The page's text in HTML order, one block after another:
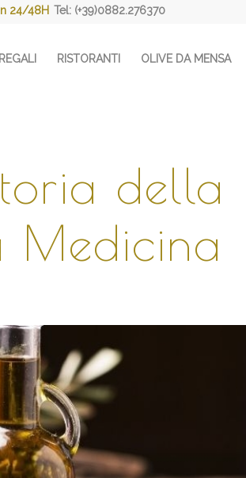
24/48H Tel: (+39)0882.276370
REGALI RISTORANTI OLIVE DA MENSA
della
Medicina